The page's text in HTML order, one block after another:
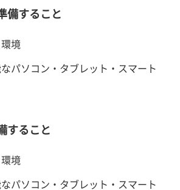
備すること
境
パソコン・タブレット・スマート
すること
境
パソコン・タブレット・スマート